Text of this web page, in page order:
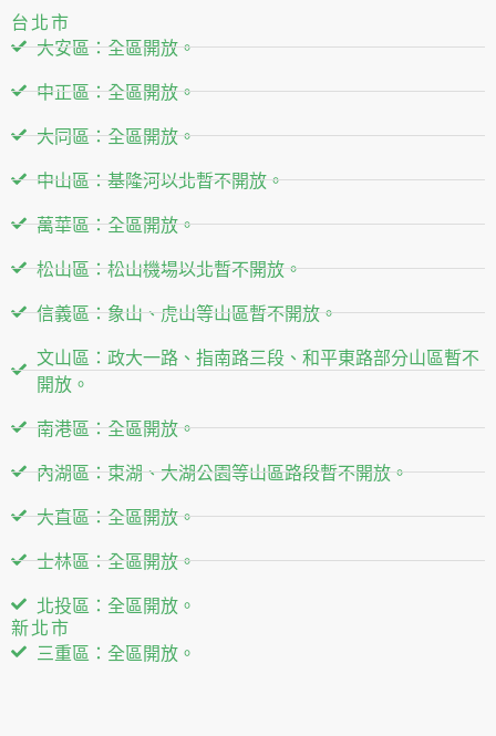
台北市
大安區：全區開放。
中正區：全區開放。
大同區：全區開放。
中山區：基隆河以北暫不開放。
萬華區：全區開放。
松山區：松山機場以北暫不開放。
信義區：象山、虎山等山區暫不開放。
文山區：政大一路、指南路三段、和平東路部分山區暫不
開放。
南港區：全區開放。
內湖區：東湖、大湖公園等山區路段暫不開放。
大直區：全區開放。
士林區：全區開放。
北投區：全區開放。
新北市
三重區：全區開放。